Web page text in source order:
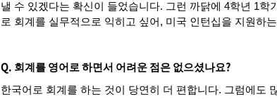
낼 수 있겠다는 확신이 들었습니다. 그런 까닭에 4학년 1학기
로 회계를 실무적으로 익히고 싶어 , 미국 인턴십을 지원하는
Q. 회계를 영어로 하면서 어려운 점은 없으셨나요?
한국어로 회계를 하는 것이 당연히 더 편합니다. 그럼에도